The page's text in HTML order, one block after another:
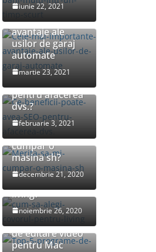
iunie 22, 2021
Cele mai
importante
avantaje ale
usilor de garaj
automate
martie 23, 2021
Ce beneficii
pentru afacerea
dvs.?
februarie 3, 2021
Merita sa-mi
cumpar o
masina sh?
decembrie 21, 2020
Cum sa alegi
covorul pentru
living?
noiembrie 26, 2020
Top 5 programe
de editare video
pentru Mac